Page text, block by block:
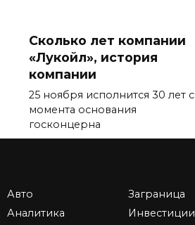
Сколько лет компании
«Лукойл», история
компании
25 ноября исполнится 30 лет с
момента основания
госконцерна
Авто
Аналитика
Заграница
Инвестиции